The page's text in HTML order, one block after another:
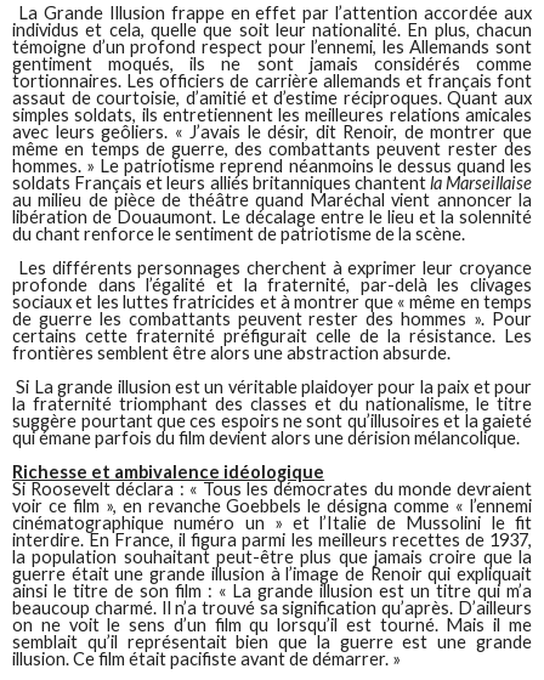
La Grande Illusion frappe en effet par l’attention accordée aux
individus et cela, quelle que soit leur nationalité. En plus, chacun
témoigne d’un profond respect pour l’ennemi, les Allemands sont
gentiment moqués, ils ne sont jamais considérés comme
tortionnaires. Les officiers de carrière allemands et français font
assaut de courtoisie, d’amitié et d’estime réciproques. Quant aux
simples soldats, ils entretiennent les meilleures relations amicales
avec leurs geôliers. « J’avais le désir, dit Renoir, de montrer que
même en temps de guerre, des combattants peuvent rester des
hommes. » Le patriotisme reprend néanmoins le dessus quand les
soldats Français et leurs alliés britanniques chantentla Marseillaise
au milieu de pièce de théâtre quand Maréchal vient annoncer la
libération de Douaumont. Le décalage entre le lieu et la solennité
du chant renforce le sentiment de patriotisme de la scène.
Les différents personnages cherchent à exprimer leur croyance
profonde dans l’égalité et la fraternité, par-delà les clivages
sociaux et les luttes fratricides et à montrer que « même en temps
de guerre les combattants peuvent rester des hommes ». Pour
certains cette fraternité préfigurait celle de la résistance. Les
frontières semblent être alors une abstraction absurde.
Si La grande illusion est un véritable plaidoyer pour la paix et pour
la fraternité triomphant des classes et du nationalisme, le titre
suggère pourtant que ces espoirs ne sont qu’illusoires et la gaieté
qui émane parfois du film devient alors une dérision mélancolique.
Richesse et ambivalence idéologique
Si Roosevelt déclara : « Tous les démocrates du monde devraient
voir ce film », en revanche Goebbels le désigna comme « l’ennemi
cinématographique numéro un » et l’Italie de Mussolini le fit
interdire. En France, il figura parmi les meilleurs recettes de 1937,
la population souhaitant peut-être plus que jamais croire que la
guerre était une grande illusion à l’image de Renoir qui expliquait
ainsi le titre de son film : « La grande illusion est un titre qui m’a
beaucoup charmé. Il n’a trouvé sa signification qu’après. D’ailleurs
on ne voit le sens d’un film qu lorsqu’il est tourné. Mais il me
semblait qu’il représentait bien que la guerre est une grande
illusion. Ce film était pacifiste avant de démarrer. »